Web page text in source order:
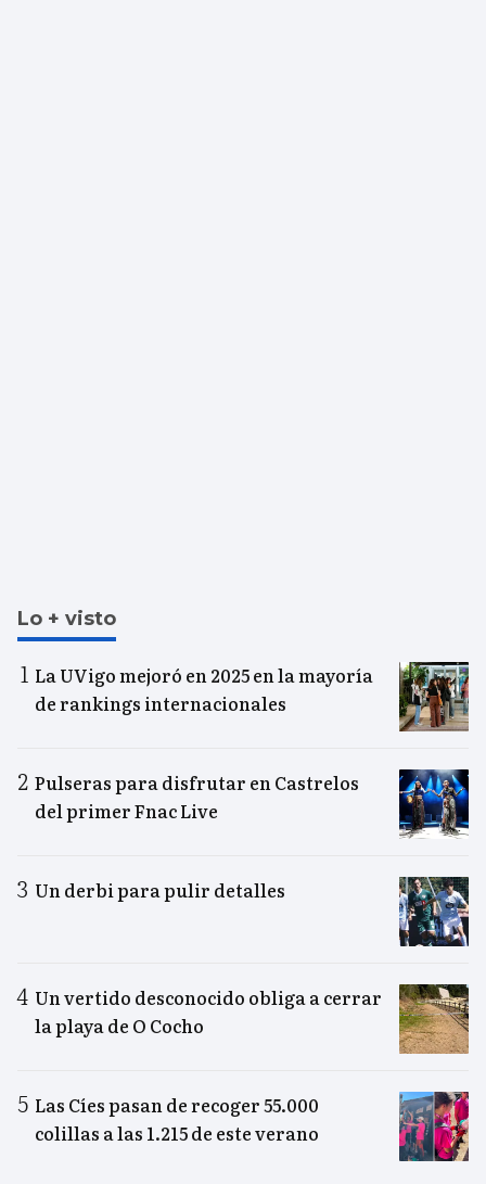
Lo + visto
La UVigo mejoró en 2025 en la mayoría
de rankings internacionales
Pulseras para disfrutar en Castrelos
del primer Fnac Live
Un derbi para pulir detalles
Un vertido desconocido obliga a cerrar
la playa de O Cocho
Las Cíes pasan de recoger 55.000
colillas a las 1.215 de este verano